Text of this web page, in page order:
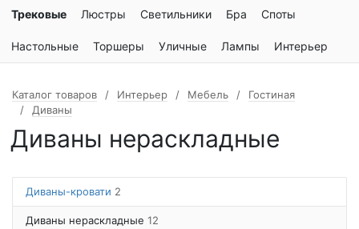
Трековые Люстры Светильники Бра Споты
Настольные Торшеры Уличные Лампы Интерьер
Каталог товаров Интерьер Мебель
Гостиная
Диваны
Диваны нераскладные
Диваны-кровати 2
Диваны нераскладные 12